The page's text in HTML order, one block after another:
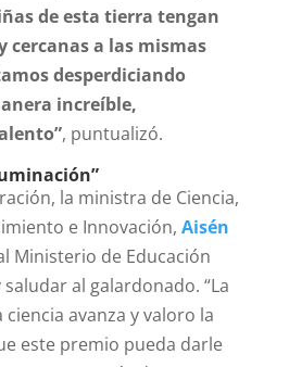
de esta tierra tengan
cercanas a las mismas
desperdiciando
increíble,
, puntualizó.
la ministra de Ciencia,
e Innovación, Aisén
Ministerio de Educación
al galardonado. “La
avanza y valoro la
este premio pueda darle